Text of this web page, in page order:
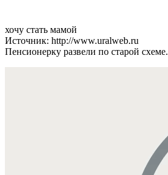
хочу стать мамой
Источник: http://www.uralweb.ru
Пенсионерку развели по старой схеме.